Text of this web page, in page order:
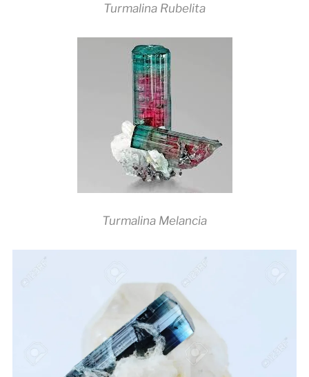
Turmalina Rubelita
Turmalina Melancia